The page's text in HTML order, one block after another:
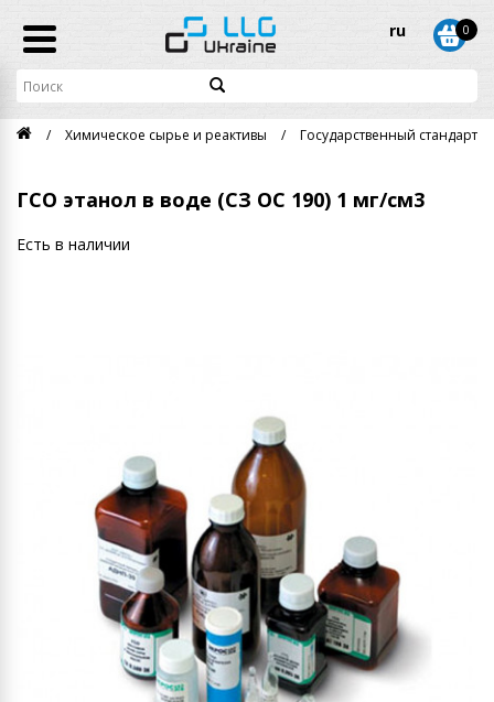
ru 0
Химическое сырье и реактивы Государственный
ГСО этанол в воде (СЗ ОС 190) 1 мг/см3
Есть в наличии